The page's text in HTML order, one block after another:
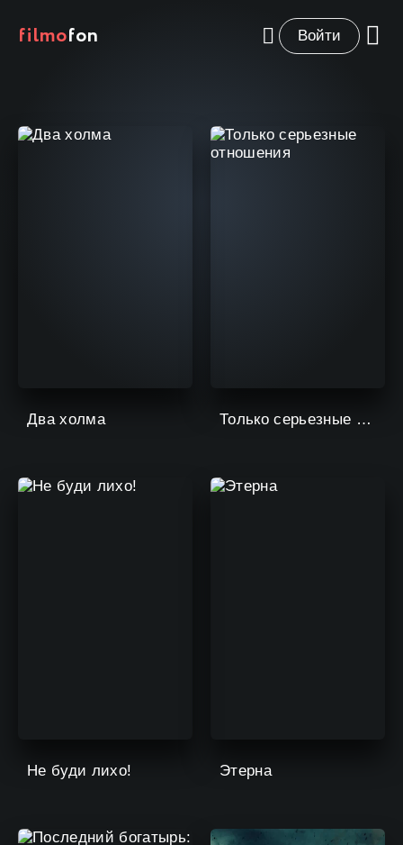
filmofon Войти
Два холма Только серьезные отношения
Не буди лихо! Этерна